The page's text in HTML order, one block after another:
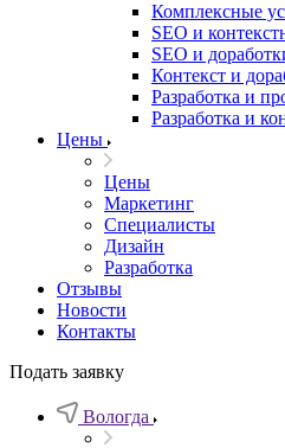
Комплексные
SEO и
SEO и
Контекст и
Разработка и
Разработка и
Цены
Цены
Маркетинг
Специалисты
Дизайн
Разработка
Отзывы
Новости
Контакты
Подать заявку
Вологда